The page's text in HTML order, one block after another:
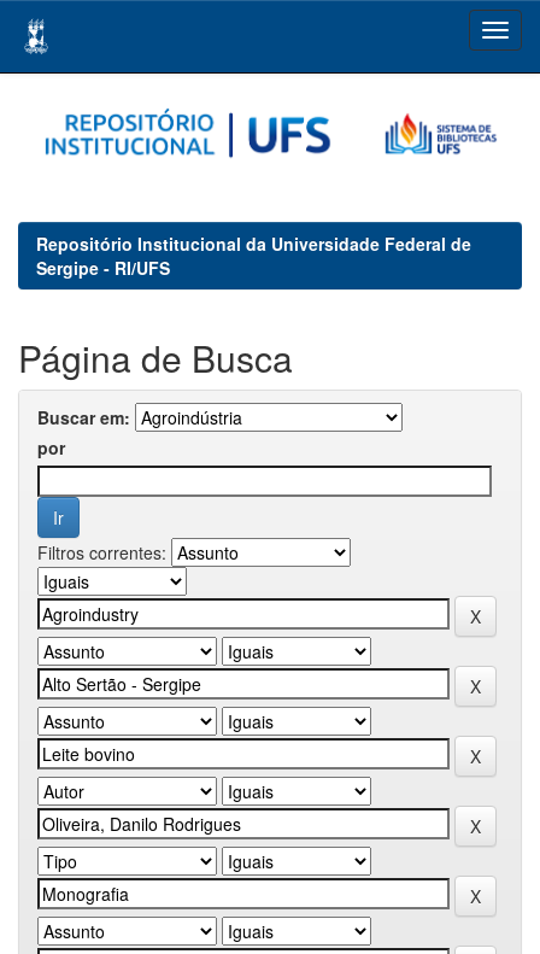
navigation
Repositório Institucional da Universidade Federal de
Sergipe - RI/UFS
Página de Busca
Buscar em:
por
Filtros correntes: